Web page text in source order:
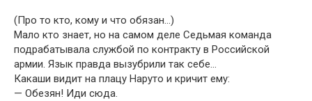
(Про то кто, кому и что обязан…)
Мало кто знает, но на самом деле Седьмая команда
подрабатывала службой по контракту в Российской
армии. Язык правда вызубрили так себе…
Какаши видит на плацу Наруто и кричит ему:
— Обезян! Иди сюда.